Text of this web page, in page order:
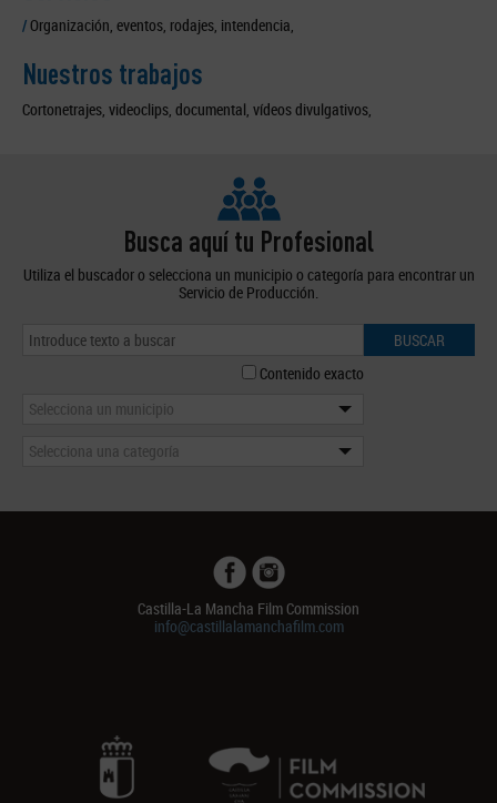
/Organización, eventos, rodajes, intendencia,
Nuestros trabajos
Cortonetrajes, videoclips, documental, vídeos divulgativos,
Busca aquí tu Profesional
Utiliza el buscador o selecciona un municipio o categoría para encontrar un
Servicio de Producción.
BUSCAR
Contenido exacto
Selecciona un municipio
Selecciona una categoría
Castilla-La Mancha Film Commission
info@castillalamanchafilm.com